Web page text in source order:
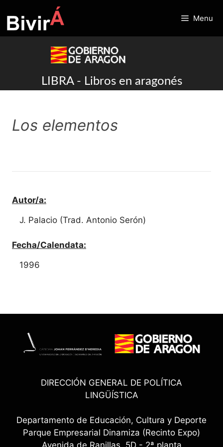
to
content
Menu
LIBRA - Libros en aragonés
Los elementos
Autor/a:
J. Palacio (Trad. Antonio Serón)
Fecha/Calendata:
1996
DIRECCIÓN GENERAL DE POLÍTICA
LINGÜÍSTICA
Departamento de Educación, Cultura y Deporte
Parque Empresarial Dinamiza (Recinto Expo)